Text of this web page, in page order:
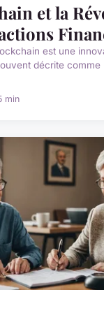
et la
est une
décrite comme
min